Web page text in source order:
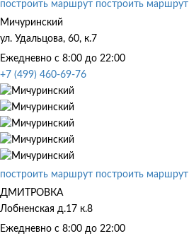
построить маршрут построить маршрут
Мичуринский
ул. Удальцова, 60, к.7
Ежедневно с 8:00 до 22:00
+7 (499) 460-69-76
построить маршрут построить маршрут
ДМИТРОВКА
Лобненская д.17 к.8
Ежедневно с 8:00 до 22:00